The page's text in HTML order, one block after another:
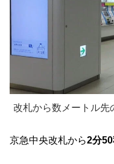
改札から数メートル先
京急中央改札から2分